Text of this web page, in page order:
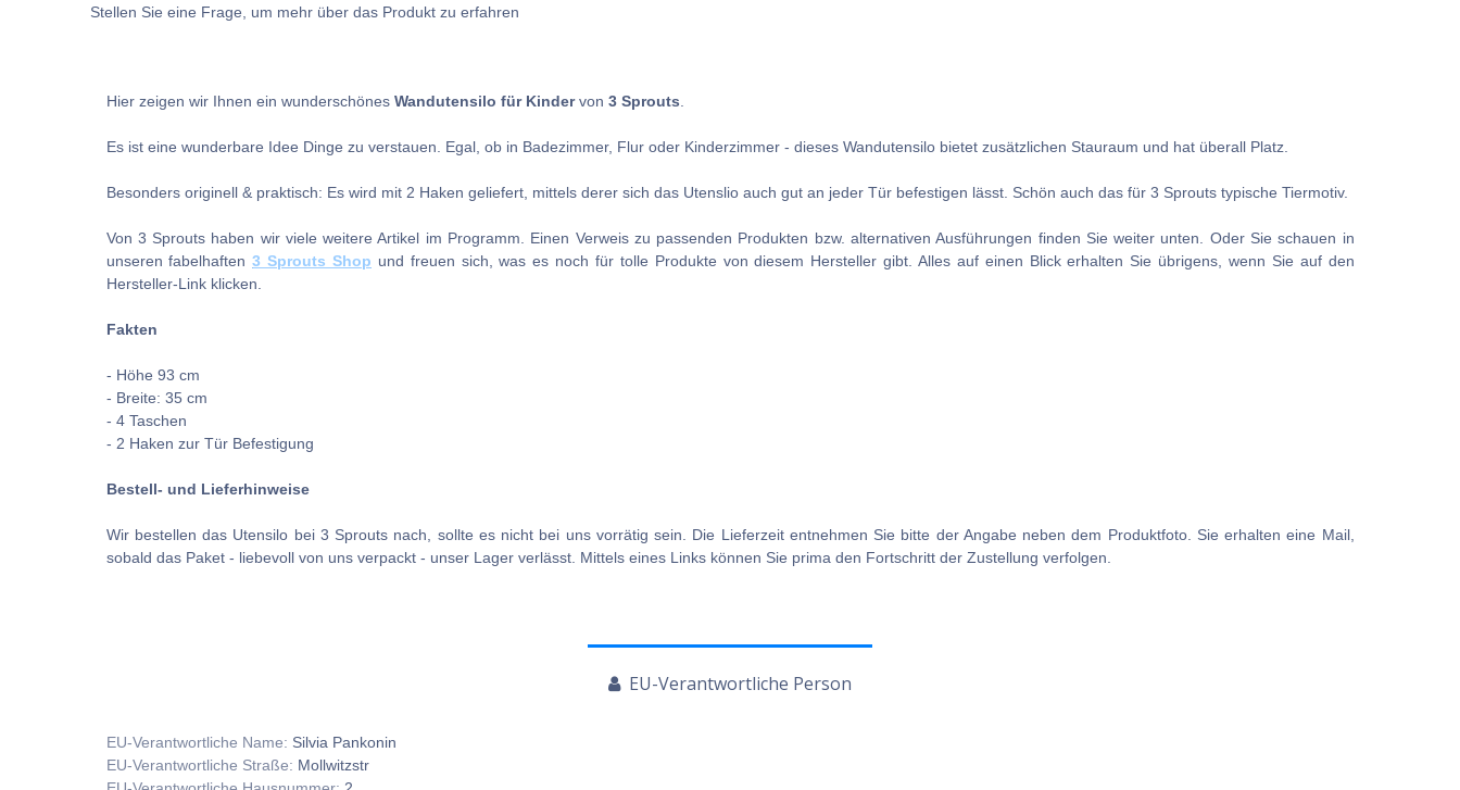
Stellen Sie eine Frage, um mehr über das Produkt zu erfahren
Hier zeigen wir Ihnen ein wunderschönes Wandutensilo für Kindervon 3 Sprouts.
Es ist eine wunderbare Idee Dinge zu verstauen. Egal, ob in Badezimmer, Flur oder Kinderzimmer - dieses Wandutensilo bietet zusätzlichen Stauraum und hat überall Platz.
Besonders originell & praktisch: Es wird mit 2 Haken geliefert, mittels derer sich das Utenslio auch gut an jeder Tür befestigen lässt. Schön auch das für 3 Sprouts typische Tiermotiv.
Von 3 Sprouts haben wir viele weitere Artikel im Programm. Einen Verweis zu passenden Produkten bzw. alternativen Ausführungen finden Sie weiter unten. Oder Sie schauen in
unseren fabelhaften3 Sprouts Shop und freuen sich, was es noch für tolle Produkte von diesem Hersteller gibt. Alles auf einen Blick erhalten Sie übrigens, wenn Sie auf den
Hersteller-Link klicken.
Fakten
- Höhe 93 cm
- Breite: 35 cm
- 4 Taschen
- 2 Haken zur Tür Befestigung
Bestell- und Lieferhinweise
Wir bestellen das Utensilo bei 3 Sprouts nach, sollte es nicht bei uns vorrätig sein. Die Lieferzeit entnehmen Sie bitte der Angabe neben dem Produktfoto. Sie erhalten eine Mail,
sobald das Paket - liebevoll von uns verpackt - unser Lager verlässt. Mittels eines Links können Sie prima den Fortschritt der Zustellung verfolgen.
EU-Verantwortliche Person
EU-Verantwortliche Name: Silvia Pankonin
EU-Verantwortliche Straße: Mollwitzstr